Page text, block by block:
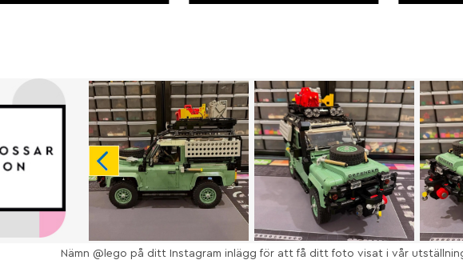
Nämn @lego på ditt Instagram inlägg för att få ditt foto visat i vår